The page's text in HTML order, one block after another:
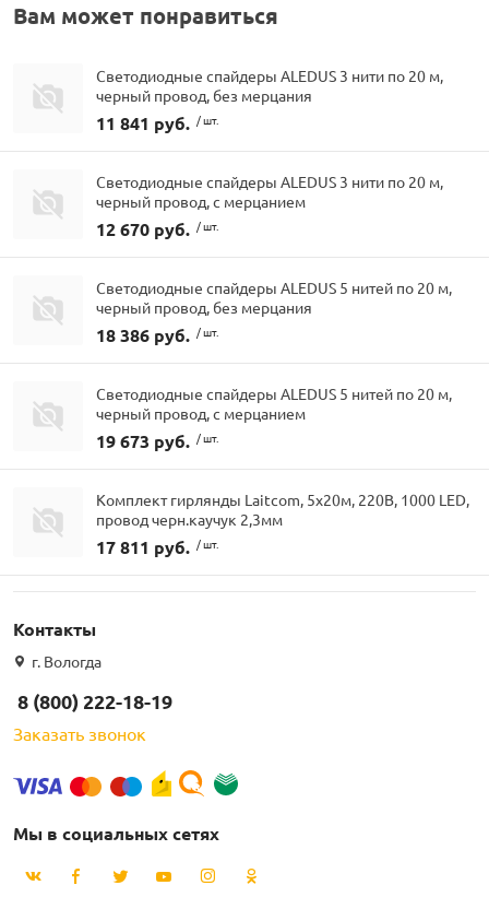
Вам может понравиться
Светодиодные спайдеры ALEDUS 3 нити по 20 м,
черный провод, без мерцания
11 841 руб. / шт.
Светодиодные спайдеры ALEDUS 3 нити по 20 м,
черный провод, с мерцанием
12 670 руб. / шт.
Светодиодные спайдеры ALEDUS 5 нитей по 20 м,
черный провод, без мерцания
18 386 руб. / шт.
Светодиодные спайдеры ALEDUS 5 нитей по 20 м,
черный провод, с мерцанием
19 673 руб. / шт.
Комплект гирлянды Laitcom, 5x20м, 220В, 1000 LED,
провод черн.каучук 2,3мм
17 811 руб. / шт.
Контакты
г. Вологда
8 (800) 222-18-19
Заказать звонок
Мы в социальных сетях